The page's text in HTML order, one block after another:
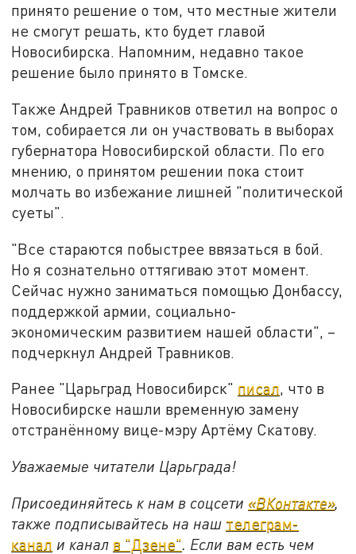
принято решение о том, что местные жители
не смогут решать, кто будет главой
Новосибирска. Напомним, недавно такое
решение было принято в Томске.
Также Андрей Травников ответил на вопрос о
том, собирается ли он участвовать в выборах
губернатора Новосибирской области. По его
мнению, о принятом решении пока стоит
молчать во избежание лишней "политической
суеты".
"Все стараются побыстрее ввязаться в бой.
Но я сознательно оттягиваю этот момент.
Сейчас нужно заниматься помощью Донбассу,
поддержкой армии, социально-
экономическим развитием нашей области", –
подчеркнул Андрей Травников.
Ранее "Царьград Новосибирск" писал, что в
Новосибирске нашли временную замену
отстранённому вице-мэру Артёму Скатову.
Уважаемые читатели Царьграда!
Присоединяйтесь к нам в соцсети «ВКонтакте»,
также подписывайтесь на наш телеграм-
канал и канал в "Дзене" . Если вам есть чем